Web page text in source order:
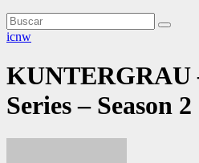
icnw
KUNTERGRAU
Series – Season 2